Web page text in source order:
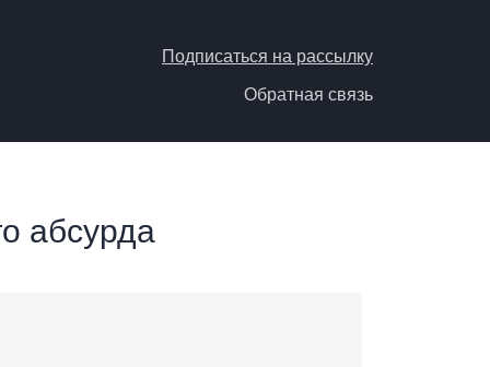
Подписаться на рассылку
Обратная связь
абсурда